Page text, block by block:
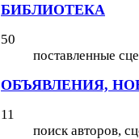
БИБЛИОТЕКА
50
поставленные
ОБЪЯВЛЕНИЯ,
11
поиск авторов,